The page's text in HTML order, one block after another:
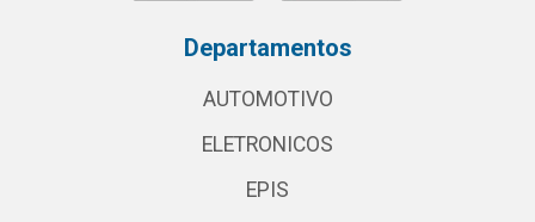
Departamentos
AUTOMOTIVO
ELETRONICOS
EPIS